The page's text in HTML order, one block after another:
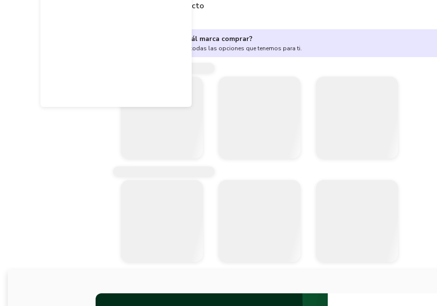
Descripción del producto
¿No sabes cuál marca comprar?
Encuentra aquí todas las opciones que tenemos para ti.